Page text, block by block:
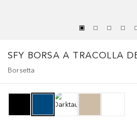
SFY BORSA A TRACOLLA
Borsetta